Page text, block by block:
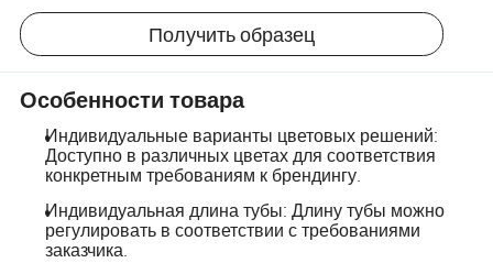
Получить образец
Особенности товара
Индивидуальные варианты цветовых решений:
Доступно в различных цветах для соответствия
конкретным требованиям к брендингу.
Индивидуальная длина тубы: Длину тубы можно
регулировать в соответствии с требованиями
заказчика.